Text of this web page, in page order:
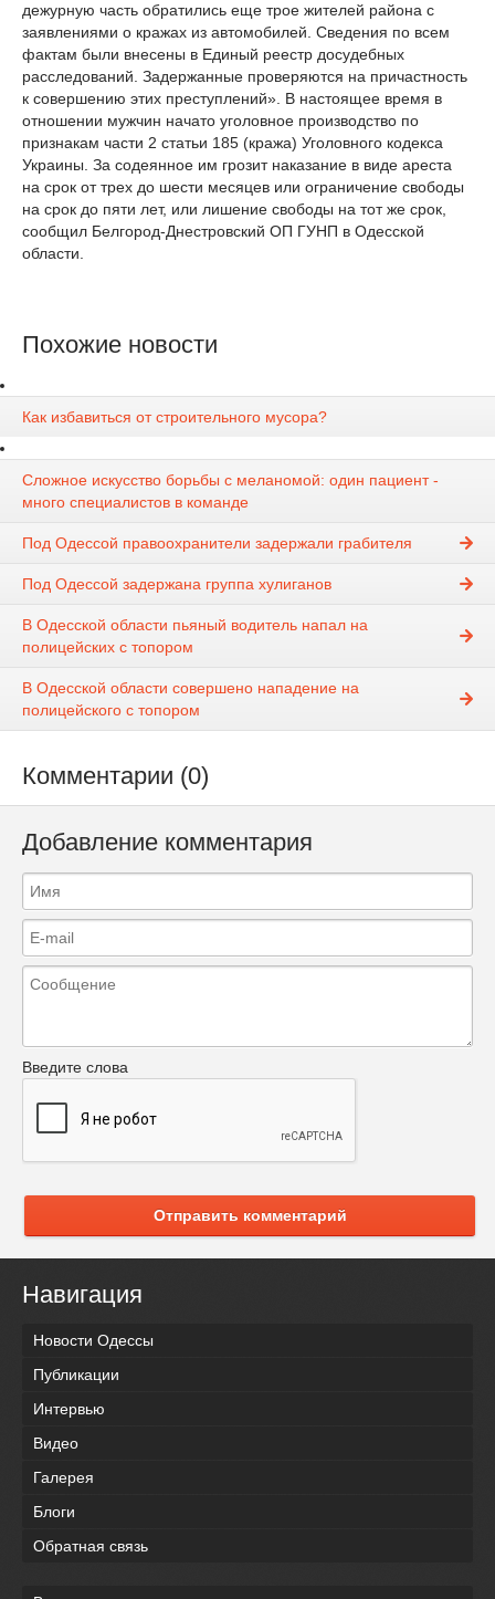
дежурную часть обратились еще трое жителей района с
заявлениями о кражах из автомобилей. Сведения по всем
фактам были внесены в Единый реестр досудебных
расследований. Задержанные проверяются на причастность
к совершению этих преступлений». В настоящее время в
отношении мужчин начато уголовное производство по
признакам части 2 статьи 185 (кража) Уголовного кодекса
Украины. За содеянное им грозит наказание в виде ареста
на срок от трех до шести месяцев или ограничение свободы
на срок до пяти лет, или лишение свободы на тот же срок,
сообщил Белгород-Днестровский ОП ГУНП в Одесской
области.
Похожие новости
Как избавиться от строительного мусора?
Сложное искусство борьбы с меланомой: один пациент -
много специалистов в команде
Под Одессой правоохранители задержали грабителя
Под Одессой задержана группа хулиганов
В Одесской области пьяный водитель напал на
полицейских с топором
В Одесской области совершено нападение на
полицейского с топором
Комментарии (0)
Добавление комментария
Введите слова
Отправить комментарий
Навигация
Новости Одессы
Публикации
Интервью
Видео
Галерея
Блоги
Обратная связь